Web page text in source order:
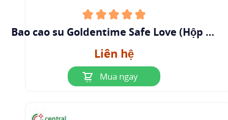
Bao cao su Goldentime Safe Love (Hộp 12
Liên hệ
Mua ngay